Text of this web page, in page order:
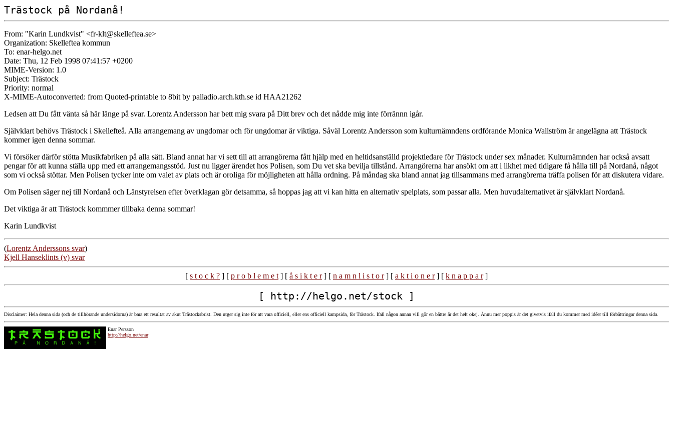
Trästock på Nordanå!
From: "Karin Lundkvist" <fr-klt@skelleftea.se>
Organization: Skelleftea kommun
To: enar-helgo.net
Date: Thu, 12 Feb 1998 07:41:57 +0200
MIME-Version: 1.0
Subject: Trästock
Priority: normal
X-MIME-Autoconverted: from Quoted-printable to 8bit by palladio.arch.kth.se id HAA21262
Ledsen att Du fått vänta så här länge på svar. Lorentz Andersson har bett mig svara på Ditt brev och det nådde mig inte förrännn igår.
Självklart behövs Trästock i Skellefteå. Alla arrangemang av ungdomar och för ungdomar är viktiga. Såväl Lorentz Andersson som kulturnämndens ordförande Monica Wallström är angelägna att Trästock
kommer igen denna sommar.
Vi försöker därför stötta Musikfabriken på alla sätt. Bland annat har vi sett till att arrangörerna fått hjälp med en heltidsanställd projektledare för Trästock under sex månader. Kulturnämnden har också avsatt
pengar för att kunna ställa upp med ett arrangemangsstöd. Just nu ligger ärendet hos Polisen, som Du vet ska bevilja tillstånd. Arrangörerna har ansökt om att i likhet med tidigare få hålla till på Nordanå, något
som vi också stöttar. Men Polisen tycker inte om valet av plats och är oroliga för möjligheten att hålla ordning. På måndag ska bland annat jag tillsammans med arrangörerna träffa polisen för att diskutera vidare.
Om Polisen säger nej till Nordanå och Länstyrelsen efter överklagan gör detsamma, så hoppas jag att vi kan hitta en alternativ spelplats, som passar alla. Men huvudalternativet är självklart Nordanå.
Det viktiga är att Trästock kommmer tillbaka denna sommar!
Karin Lundkvist
(Lorentz Anderssons svar)
Kjell Hanseklints (v) svar
[ s t o c k ? ] [ p r o b l e m e t ] [ å s i k t e r] [ n a m n l i s t o r] [ a k t i o n e r] [ k n a p p a r]
[ http://helgo.net/stock ]
Disclaimer: Hela denna sida (och de tillhörande undersidorna) är bara ett resultat av akut Trästocksbrist. Den utger sig inte för att vara officiell, eller ens officiell kampsida, för Trästock. Ifall någon annan vill gör en bättre är det helt okej. Ännu mer poppis är det givetvis ifall du kommer med idéer till förbättringar denna sida.
Enar Persson
http://helgo.net/enar